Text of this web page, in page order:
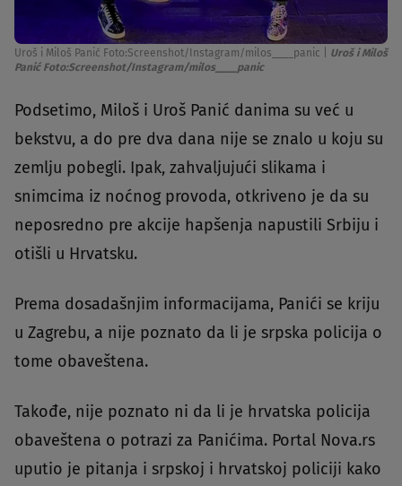
Uroš i Miloš Panić Foto:Screenshot/Instagram/milos____panic
Uroš i Miloš
Panić Foto:Screenshot/Instagram/milos____panic
Podsetimo, Miloš i Uroš Panić danima su već u
bekstvu, a do pre dva dana nije se znalo u koju su
zemlju pobegli. Ipak, zahvaljujući slikama i
snimcima iz noćnog provoda, otkriveno je da su
neposredno pre akcije hapšenja napustili Srbiju i
otišli u Hrvatsku.
Prema dosadašnjim informacijama, Panići se kriju
u Zagrebu, a nije poznato da li je srpska policija o
tome obaveštena.
Takođe, nije poznato ni da li je hrvatska policija
obaveštena o potrazi za Panićima. Portal Nova.rs
uputio je pitanja i srpskoj i hrvatskoj policiji kako